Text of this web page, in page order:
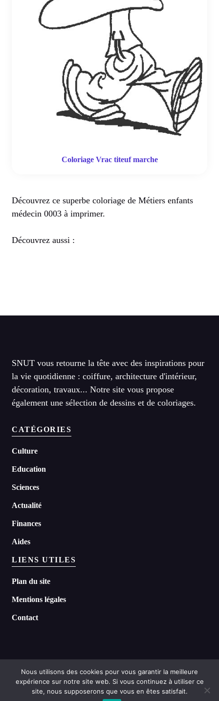
Coloriage Vrac titeuf marche
Découvrez ce superbe coloriage de Métiers enfants
médecin 0003 à imprimer.
Découvrez aussi :
SNUT vous retourne la tête avec des inspirations pour
la vie quotidienne : coiffure, architecture d'intérieur,
décoration, travaux... Notre site vous propose
également une sélection de dessins et de coloriages.
CATÉGORIES
Culture
Education
Sciences
Actualité
Finances
Aides
LIENS UTILES
Plan du site
Mentions légales
Contact
©2026 Headline tous droits réservés
Nous utilisons des cookies pour vous garantir la meilleure
expérience sur notre site web. Si vous continuez à utiliser ce
site, nous supposerons que vous en êtes satisfait.